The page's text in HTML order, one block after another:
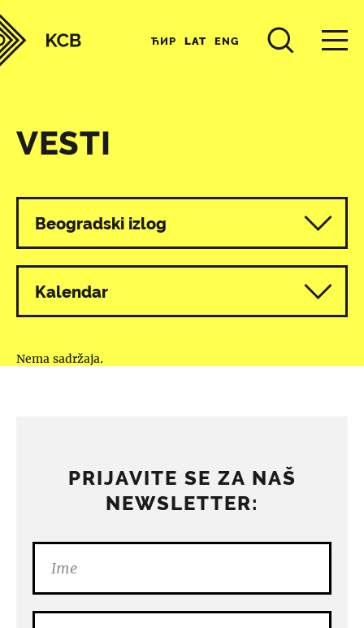
ЋИР LAT ENG
VESTI
Svi programi
Beogradski izlog
Kalendar
Nema sadržaja.
PRIJAVITE SE ZA NAŠ
NEWSLETTER: